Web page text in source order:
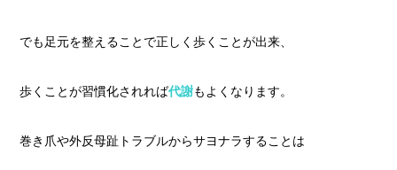
でも足元を整えることで正しく歩くことが出来、
歩くことが習慣化されれば代謝もよくなります。
巻き爪や外反母趾トラブルからサヨナラすることは